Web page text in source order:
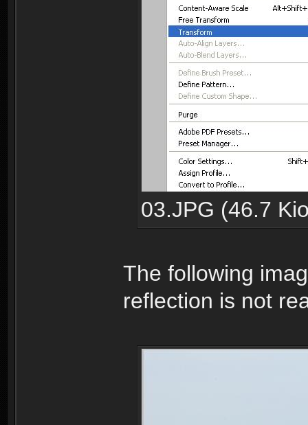
03.JPG (46.7
The following
reflection is not